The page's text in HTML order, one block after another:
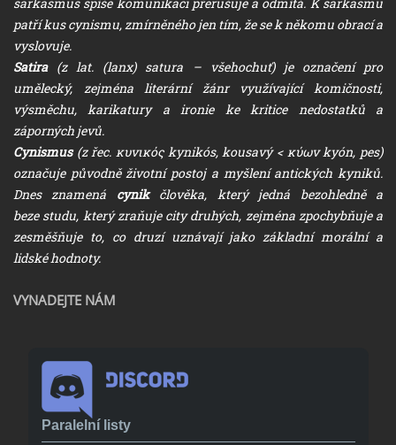
patří kus cynismu, zmírněného jen tím, že se k někomu obrací a
vyslovuje.
Satira(z lat. (lanx) satura – všehochuť) je označení pro
umělecký, zejména literární žánr využívající komičnosti,
výsměchu, karikatury a ironie ke kritice nedostatků a
záporných jevů.
Cynismus (z řec. κυνικός kynikós, kousavý < κύων kyón, pes)
označuje původně životní postoj a myšlení antických kyniků.
Dnes znamená cynikčlověka, který jedná bezohledně a
beze studu, který zraňuje city druhých, zejména zpochybňuje a
zesměšňuje to, co druzí uznávají jako základní morální a
lidské hodnoty.
VYNADEJTE NÁM
Paralelní listy